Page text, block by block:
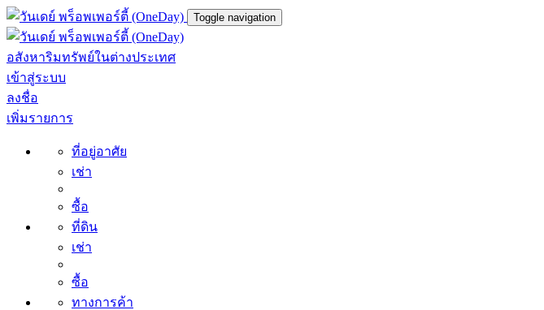
Toggle navigation
อสังหาริมทรัพย์ในต่างประเทศ
เข้าสู่ระบบ
ลงชื่อ
เพิ่มรายการ
ที่อยู่อาศัย
เช่า
ซื้อ
ที่ดิน
เช่า
ซื้อ
ทางการค้า